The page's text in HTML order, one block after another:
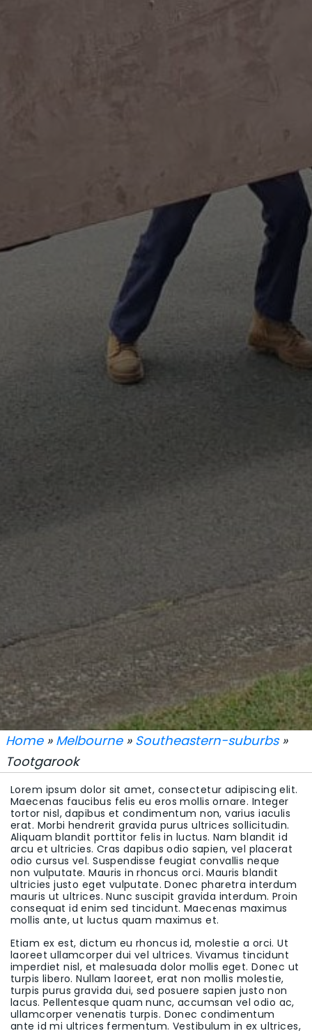
Home» Melbourne» Southeastern-suburbs»
Tootgarook
Lorem ipsum dolor sit amet, consectetur adipiscing elit.
Maecenas faucibus felis eu eros mollis ornare. Integer
tortor nisl, dapibus et condimentum non, varius iaculis
erat. Morbi hendrerit gravida purus ultrices sollicitudin.
Aliquam blandit porttitor felis in luctus. Nam blandit id
arcu et ultricies. Cras dapibus odio sapien, vel placerat
odio cursus vel. Suspendisse feugiat convallis neque
non vulputate. Mauris in rhoncus orci. Mauris blandit
ultricies justo eget vulputate. Donec pharetra interdum
mauris ut ultrices. Nunc suscipit gravida interdum. Proin
consequat id enim sed tincidunt. Maecenas maximus
mollis ante, ut luctus quam maximus et.
Etiam ex est, dictum eu rhoncus id, molestie a orci. Ut
laoreet ullamcorper dui vel ultrices. Vivamus tincidunt
imperdiet nisl, et malesuada dolor mollis eget. Donec ut
turpis libero. Nullam laoreet, erat non mollis molestie,
turpis purus gravida dui, sed posuere sapien justo non
lacus. Pellentesque quam nunc, accumsan vel odio ac,
ullamcorper venenatis turpis. Donec condimentum
ante id mi ultrices fermentum. Vestibulum in ex ultrices,